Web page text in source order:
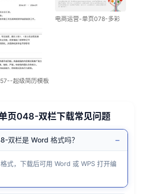
超级简历模板
电商运营-单页078-多彩
页048-双栏下载常见问题
双栏是 Word 格式吗？ −
式，下载后可用 Word 或 WPS 打开编